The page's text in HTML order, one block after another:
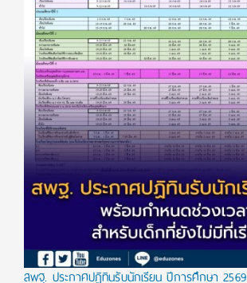
สพฐ. ประกาศปฏิทินรับนักเรียน ปีการศึกษา 2569